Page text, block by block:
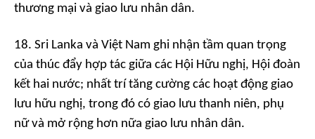
thương mại và giao lưu nhân dân.
18. Sri Lanka và Việt Nam ghi nhận tầm quan trọng
của thúc đẩy hợp tác giữa các Hội Hữu nghị, Hội đoàn
kết hai nước; nhất trí tăng cường các hoạt động giao
lưu hữu nghị, trong đó có giao lưu thanh niên, phụ
nữ và mở rộng hơn nữa giao lưu nhân dân.